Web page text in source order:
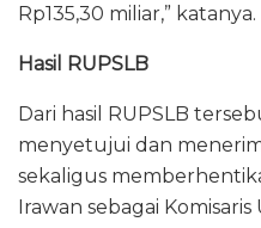
Rp135,30 miliar,” katanya.
Hasil RUPSLB
Dari hasil RUPSLB
menyetujui dan
sekaligus
Irawan sebagai